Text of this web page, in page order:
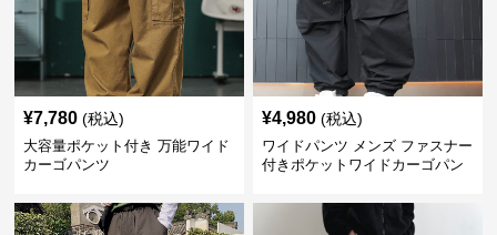
¥7,780 (税込)
大容量ポケット付き 万能ワイド
カーゴパンツ
¥4,980 (税込)
ワイドパンツ メンズ ファスナー
付きポケットワイドカーゴパン